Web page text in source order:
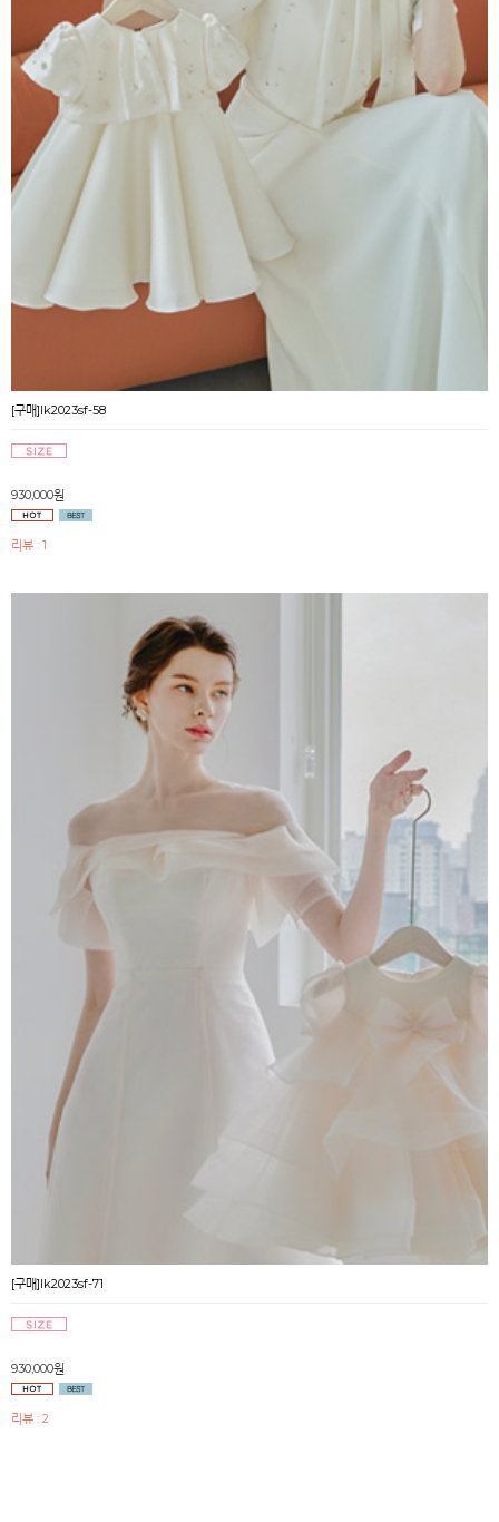
[구매]lk2023sf-58
930,000원
리뷰 : 1
[구매]lk2023sf-71
930,000원
리뷰 : 2